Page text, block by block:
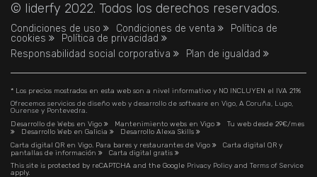
© liderfy 2022. Todos los derechos reservados.
Condiciones de uso Condiciones de venta
Política de
cookies
Política de privacidad
Responsabilidad social corporativa
Plan de igualdad
* Los precios mostrados en esta web son a nivel informativo y NO INCLUYEN el IVA 21%
Ofrecemos servicios de diseño web y desarrollo de software en Vigo, A Coruña, Lugo,
Ourense y Pontevedra.
Desarrollo de Webs en Vigo
Mantenimiento webs en Vigo
Tu web desde 29€/mes
Desarrollo Web en Galicia
Desarrollo Alexa Skills
Carta digital QR en Vigo. Para bares y restaurantes de Vigo
Carta digital QR y
pantallas de información
Carta digital gratis
This site is protected by reCAPTCHA and the Google Privacy Policy and Terms of Service
apply.